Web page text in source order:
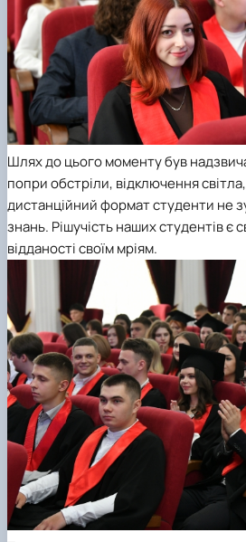
Шлях до цього моменту був
попри обстріли, відключення
дистанційний формат студенти не
знань. Рішучість наших студентів є
відданості своїм мріям.